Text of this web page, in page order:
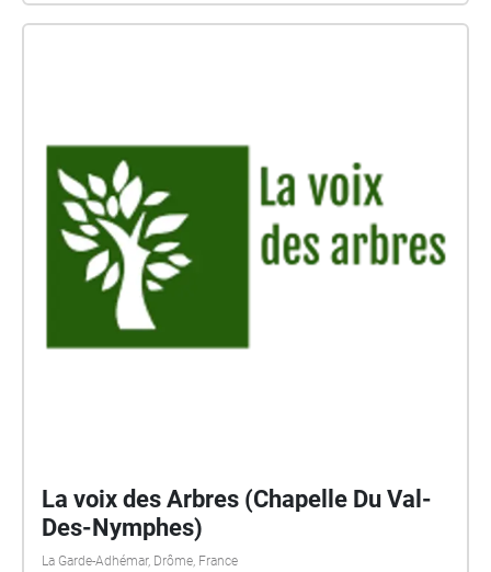
La voix des Arbres (Chapelle Du Val-
Des-Nymphes)
La Garde-Adhémar, Drôme, France